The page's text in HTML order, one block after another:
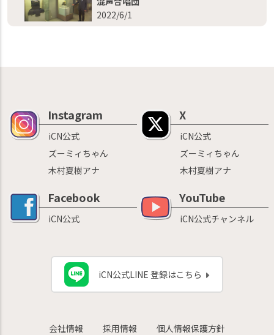
2022/6/1
Instagram
iCN公式
ズーミィちゃん
木村夏樹アナ
X
iCN公式
ズーミィちゃん
木村夏樹アナ
Facebook
iCN公式
YouTube
iCN公式チャンネル
iCN公式LINE 登録はこちら
会社情報 採用情報
個人情報保護方針